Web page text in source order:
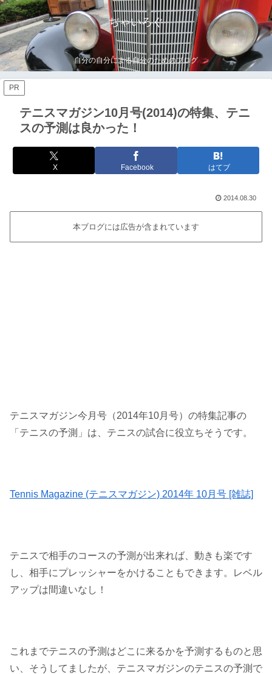
ぢゃいろぐ
自分の自分による自分のためのブログ
PR
テニスマガジン10月号(2014)の特集、テニ
スの予測は良かった！
X Facebook はてブ
2014.08.30
本ブログには広告が含まれています
テニスマガジン今月号（2014年10月号）の特集記事の
「テニスの予測」は、テニスの試合に役立ちそうです。
Tennis Magazine (テニスマガジン) 2014年 10月号 [雑誌]
テニスで相手のコースの予測が出来れば、動きも楽です
し、相手にプレッシャーをかけることもできます。レベル
アップは間違いなし！
これまでテニスの予測はどこに来るかを予測するものと思
い、そうしてましたが、テニスマガジンのテニスの予測で